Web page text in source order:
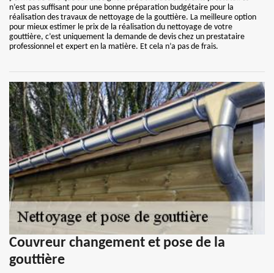
n’est pas suffisant pour une bonne préparation budgétaire pour la
réalisation des travaux de nettoyage de la gouttière. La meilleure option
pour mieux estimer le prix de la réalisation du nettoyage de votre
gouttière, c’est uniquement la demande de devis chez un prestataire
professionnel et expert en la matière. Et cela n’a pas de frais.
Couvreur changement et pose de la
gouttière